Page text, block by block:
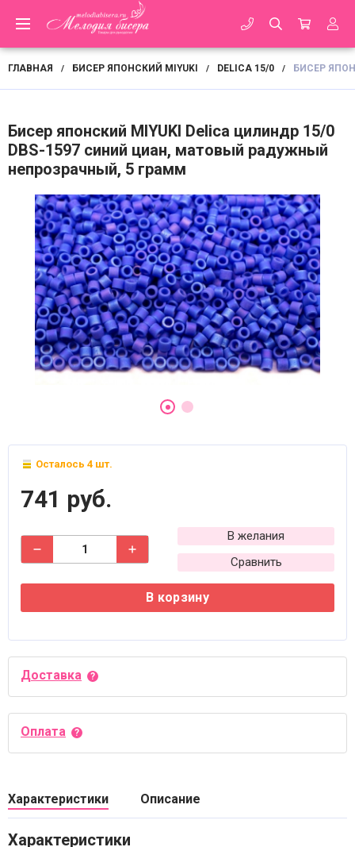
ГЛАВНАЯ / БИСЕР ЯПОНСКИЙ MIYUKI / DELICA 15/0 / БИСЕР
Бисер японский MIYUKI Delica цилиндр 15/0
DBS-1597 синий циан, матовый радужный
непрозрачный, 5 грамм
Осталось 4 шт.
741 руб.
В желания
Сравнить
В корзину
Доставка
Оплата
Характеристики Описание
Характеристики